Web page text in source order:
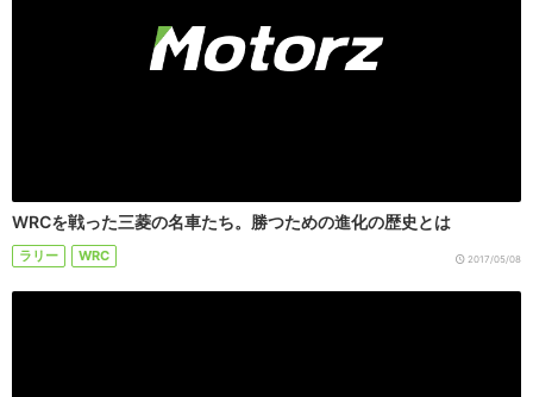
WRCを戦った三菱の名車たち。勝つための進化の歴史とは
ラリー WRC 2017/05/08